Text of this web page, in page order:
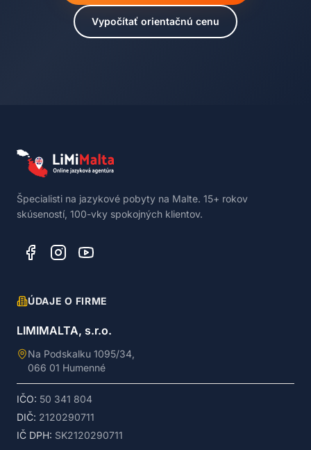
Vypočítať orientačnú cenu
Špecialisti na jazykové pobyty na Malte. 15+ rokov
skúseností, 100-vky spokojných klientov.
ÚDAJE O FIRME
LIMIMALTA, s.r.o.
Na Podskalku 1095/34,
066 01 Humenné
IČO: 50 341 804
DIČ: 2120290711
IČ DPH: SK2120290711